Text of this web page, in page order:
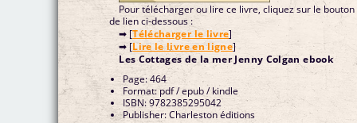
Pour télécharger ou lire ce livre, cliquez sur le bouton
de lien ci-dessous :
➡ [Télécharger le livre]
➡ [Lire le livre en ligne]
Les Cottages de la mer Jenny Colgan ebook
Page: 464
Format: pdf / epub / kindle
ISBN: 9782385295042
Publisher: Charleston éditions